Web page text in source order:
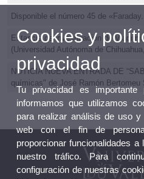
Disponible el número 45 de
Estancia de investigación de
(Universidad Autónoma de
NOTICIA NUEVA ENTRADA DE
químicas" de José Ramón Bertomeu
Cookies y
privacidad
Tu privacidad es
informamos que utilizamos
para realizar análisis de uso
web con el fin de
proporcionar funcionalidades
nuestro tráfico. Para
configuración de nuestras